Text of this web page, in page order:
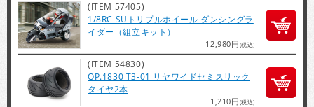
(ITEM 57405)
1/8RC SUトリプルホイール ダンシングラ
イダー（組立キット）
12,980円(税込)
(ITEM 54830)
OP.1830 T3-01 リヤワイドセミスリック
タイヤ2本
1,210円(税込)